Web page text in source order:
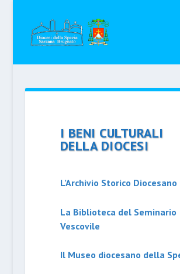
I BENI CULTURALI
DELLA DIOCESI
L’Archivio Storico Diocesano
La Biblioteca del Seminario
Vescovile
Il Museo diocesano della